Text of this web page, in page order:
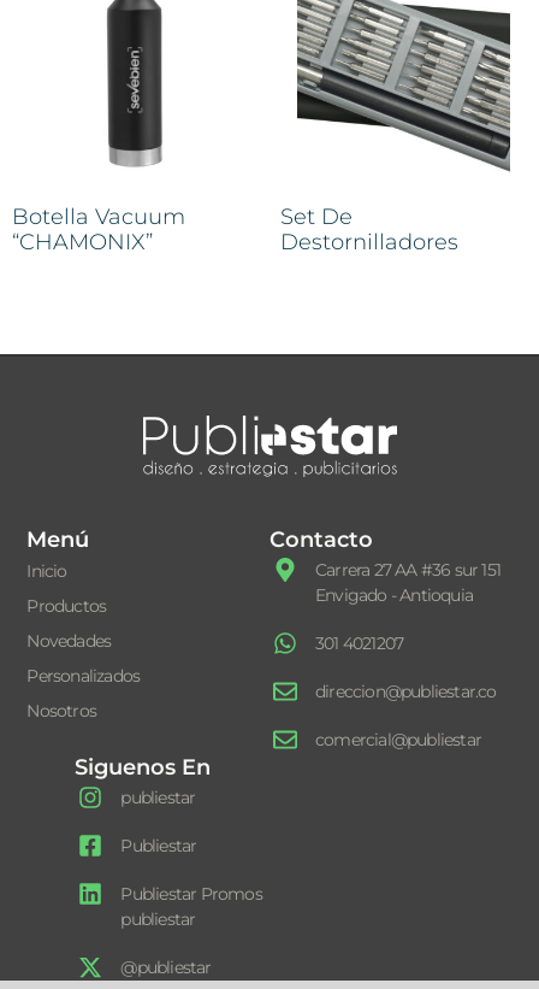
Botella Vacuum
“CHAMONIX”
Set De
Destornilladores
Menú
Inicio
Productos
Novedades
Personalizados
Nosotros
Contacto
Carrera 27 AA #36 sur 151
Envigado - Antioquia
301 4021207
direccion@publiestar.co
comercial@publiestar
Siguenos En
publiestar
Publiestar
Publiestar Promos
publiestar
@publiestar